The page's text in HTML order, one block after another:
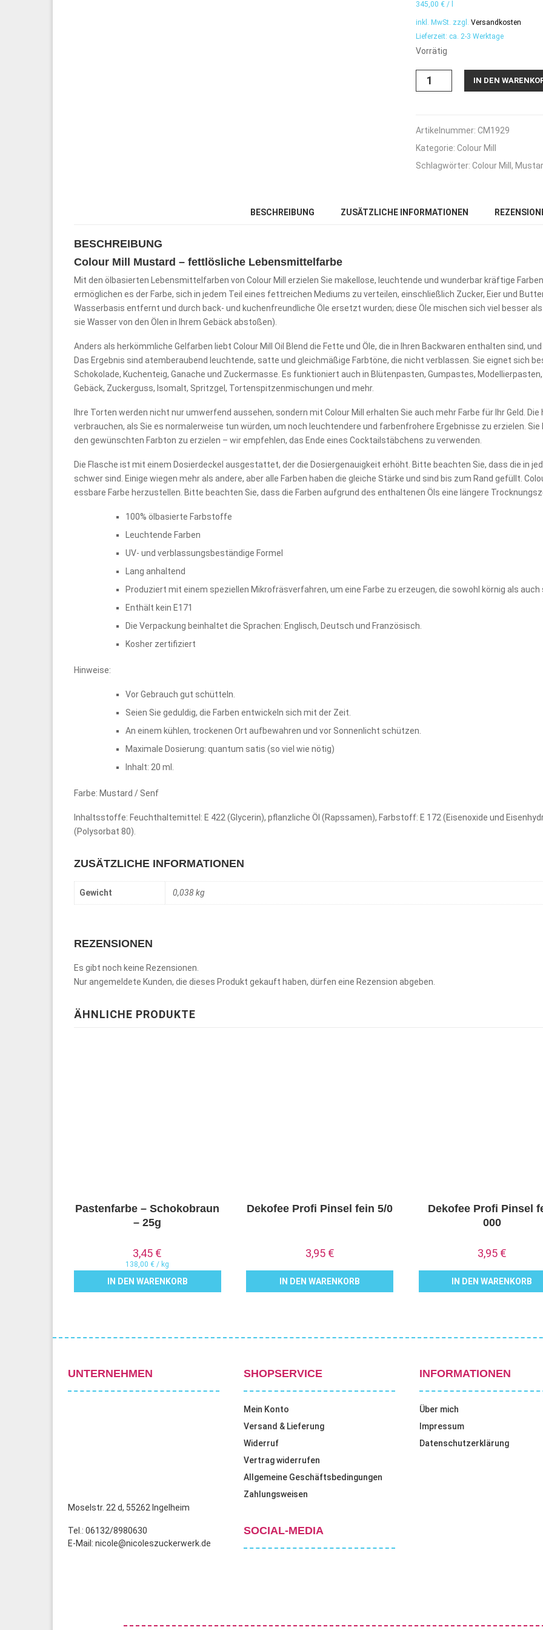
345,00€ /
inkl. MwSt. zzgl.Versandkosten
Lieferzeit: ca. 2-3 Werktage
Vorrätig
Colour
Mustard
Senf
20ml
IN DEN
Artikelnummer:CM1929
Kategorie:Colour Mill
Schlagwörter:Colour Mill,
BESCHREIBUNG ZUSÄTZLICHE INFORMATIONEN
BESCHREIBUNG
Colour Mill Mustard – fettlösliche Lebensmittelfarbe
Mit den ölbasierten Lebensmittelfarben von Colour Mill erzielen Sie makellose, leuchtende und wunderbar kräftige
ermöglichen es der Farbe, sich in jedem Teil eines fettreichen Mediums zu verteilen, einschließlich Zucker, Eier und
Wasserbasis entfernt und durch back- und kuchenfreundliche Öle ersetzt wurden; diese Öle mischen sich viel besser
sie Wasser von den Ölen in Ihrem Gebäck abstoßen).
Anders als herkömmliche Gelfarben liebt Colour Mill Oil Blend die Fette und Öle, die in Ihren Backwaren enthalten sind,
Das Ergebnis sind atemberaubend leuchtende, satte und gleichmäßige Farbtöne, die nicht verblassen. Sie eignet sich
Schokolade, Kuchenteig, Ganache und Zuckermasse. Es funktioniert auch in Blütenpasten, Gumpastes,
Gebäck, Zuckerguss, Isomalt, Spritzgel, Tortenspitzenmischungen und mehr.
Ihre Torten werden nicht nur umwerfend aussehen, sondern mit Colour Mill erhalten Sie auch mehr Farbe für Ihr Geld.
verbrauchen, als Sie es normalerweise tun würden, um noch leuchtendere und farbenfrohere Ergebnisse zu erzielen.
den gewünschten Farbton zu erzielen – wir empfehlen, das Ende eines Cocktailstäbchens zu verwenden.
Die Flasche ist mit einem Dosierdeckel ausgestattet, der die Dosiergenauigkeit erhöht. Bitte beachten Sie, dass die in
schwer sind. Einige wiegen mehr als andere, aber alle Farben haben die gleiche Stärke und sind bis zum Rand gefüllt.
essbare Farbe herzustellen. Bitte beachten Sie, dass die Farben aufgrund des enthaltenen Öls eine längere
100% ölbasierte Farbstoffe
Leuchtende Farben
UV- und verblassungsbeständige Formel
Lang anhaltend
Produziert mit einem speziellen Mikrofräsverfahren, um eine Farbe zu erzeugen, die sowohl körnig als
Enthält kein E171
Die Verpackung beinhaltet die Sprachen: Englisch, Deutsch und Französisch.
Kosher zertifiziert
Hinweise:
Vor Gebrauch gut schütteln.
Seien Sie geduldig, die Farben entwickeln sich mit der Zeit.
An einem kühlen, trockenen Ort aufbewahren und vor Sonnenlicht schützen.
Maximale Dosierung: quantum satis (so viel wie nötig)
Inhalt: 20 ml.
Farbe: Mustard / Senf
Inhaltsstoffe: Feuchthaltemittel: E 422 (Glycerin), pflanzliche Öl (Rapssamen), Farbstoff: E 172 (Eisenoxide und
(Polysorbat 80).
ZUSÄTZLICHE INFORMATIONEN
Gewicht 0,038 kg
REZENSIONEN
Es gibt noch keine Rezensionen.
Nur angemeldete Kunden, die dieses Produkt gekauft haben, dürfen eine Rezension abgeben.
ÄHNLICHE PRODUKTE
Pastenfarbe – Schokobraun
– 25g
3,45 €
138,00€ / kg
IN DEN WARENKORB
Dekofee Profi Pinsel fein 5/0
3,95 €
IN DEN WARENKORB
Dekofee Profi Pinsel
000
3,95 €
IN DEN WARENKORB
UNTERNEHMEN
Moselstr. 22 d, 55262 Ingelheim
Tel.: 06132/8980630
E-Mail: nicole@nicoleszuckerwerk.de
SHOPSERVICE
Mein Konto
Versand & Lieferung
Widerruf
Vertrag widerrufen
Allgemeine Geschäftsbedingungen
Zahlungsweisen
SOCIAL-MEDIA
INFORMATIONEN
Über mich
Impressum
Datenschutzerklärung